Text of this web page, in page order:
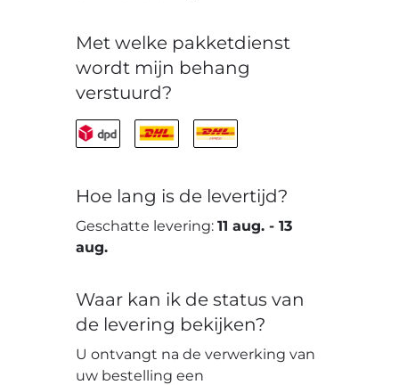
Met welke pakketdienst
wordt mijn behang
verstuurd?
Hoe lang is de levertijd?
Geschatte levering:11 aug. -13
aug.
Waar kan ik de status van
de levering bekijken?
U ontvangt na de verwerking van
uw bestelling een